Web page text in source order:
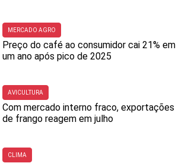
MERCADO AGRO
Preço do café ao consumidor cai 21% em
um ano após pico de 2025
AVICULTURA
Com mercado interno fraco, exportações
de frango reagem em julho
CLIMA